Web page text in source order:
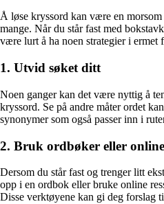
Å løse kryssord kan være en
mange. Når du står fast med
være lurt å ha noen strategier i ermet
1. Utvid søket ditt
Noen ganger kan det være nyttig å
kryssord. Se på andre måter ordet
synonymer som også passer inn i
2. Bruk ordbøker eller
Dersom du står fast og trenger litt
opp i en ordbok eller bruke online
Disse verktøyene kan gi deg forslag